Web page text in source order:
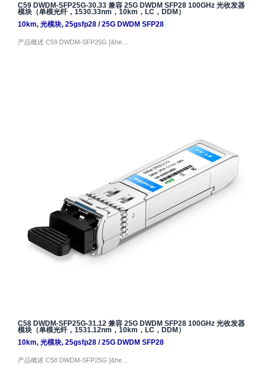
C59 DWDM-SFP25G-30.33 兼容 25G DWDM SFP28 100GHz 光收发器
模块（单模光纤，1530.33nm，10km，LC，DDM）
10km, 光模块, 25gsfp28/25G DWDM SFP28
产品概述 C59 DWDM-SFP25G [&he…
C58 DWDM-SFP25G-31.12 兼容 25G DWDM SFP28 100GHz 光收发器
模块（单模光纤，1531.12nm，10km，LC，DDM）
10km, 光模块, 25gsfp28/25G DWDM SFP28
产品概述 C58 DWDM-SFP25G [&he…